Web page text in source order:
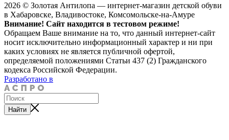
2026 © Золотая Антилопа — интернет-магазин детской обуви
в Хабаровске, Владивостоке, Комсомольске-на-Амуре
Внимание! Сайт находится в тестовом режиме!
Обращаем Ваше внимание на то, что данный интернет-сайт
носит исключительно информационный характер и ни при
каких условиях не является публичной офертой,
определяемой положениями Статьи 437 (2) Гражданского
кодекса Российской Федерации.
Разработано в
Найти